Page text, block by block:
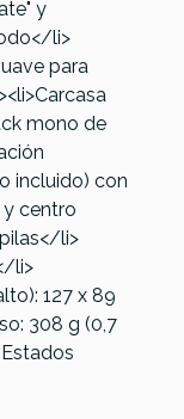
y
li>
para
mono de
incluido) con
y centro
li>
li>
127 x 89
308 g (0,7